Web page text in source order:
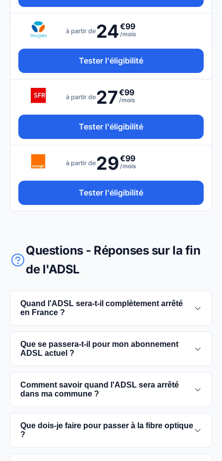
à partir de 24€99
/mois
Tester l'éligibilité
à partir de 27€99
/mois
Tester l'éligibilité
à partir de 29€99
/mois
Tester l'éligibilité
Questions - Réponses sur la fin
de l'ADSL
Quand l'ADSL sera-t-il complètement arrêté
en France ?
L'extinction complète du réseau ADSL est prévue
pour 2030. D'ici là, les utilisateurs sont
optique, plus rapides et fiables.
Que se passera-t-il pour mon abonnement
ADSL actuel ?
Vous pouvez continuer à utiliser votre
abonnement ADSL jusqu'à la date de fermeture du
conseillé de passer à la fibre optique dès que
possible pour une meilleure qualité de service.
Comment savoir quand l'ADSL sera arrêté
dans ma commune ?
Les dates précises de fermeture de l'ADSL varient
selon les communes. Vous pouvez trouver ces
commune spécifique.
Que dois-je faire pour passer à la fibre optique
?